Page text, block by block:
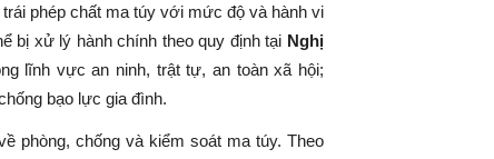
phép chất ma túy với mức độ và hành vi
bị xử lý hành chính theo quy định tại Nghị
lĩnh vực an ninh, trật tự, an toàn xã hội;
bạo lực gia đình.
phòng, chống và kiểm soát ma túy. Theo